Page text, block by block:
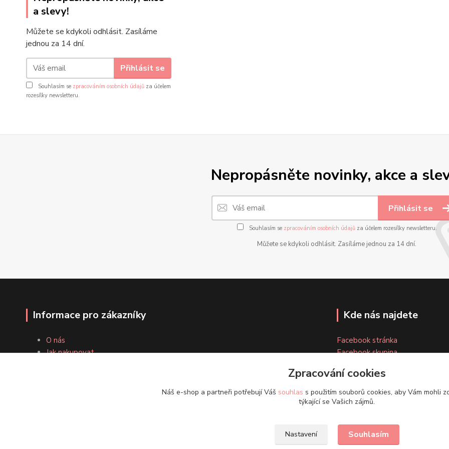
a slevy!
Můžete se kdykoli odhlásit. Zasíláme
jednou za 14 dní.
Přihlásit se
Souhlasím se zpracováním osobních údajů za účelem
rozesílky newsletteru.
Nepropásněte novinky, akce a
Přihlásit se
Souhlasím se zpracováním osobních údajůza účelem rozesílky newsletteru.
Můžete se kdykoli odhlásit. Zasíláme jednou za 14 dní.
Informace pro zákazníky
O nás
Jak nakupovat
Kde nás najdete
Facebook stránka
Facebook skupina
Zpracování cookies
Náš e-shop a partneři potřebují Váš souhlas s použitím souborů cookies, aby Vám mohli
týkající se Vašich zájmů.
Nastavení Souhlasím